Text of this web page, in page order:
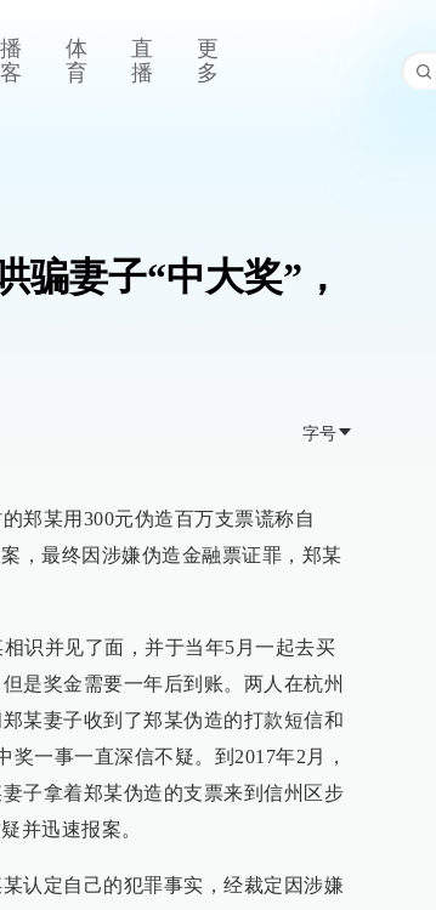
播
客
体
育
直
播
更
多
骗妻子“中大奖”，
字号
郑某用300元伪造百万支票谎称自
，最终因涉嫌伪造金融票证罪，郑某
识并见了面，并于当年5月一起去买
是奖金需要一年后到账。两人在杭州
某妻子收到了郑某伪造的打款短信和
一事一直深信不疑。到2017年2月，
子拿着郑某伪造的支票来到信州区步
并迅速报案。
认定自己的犯罪事实，经裁定因涉嫌